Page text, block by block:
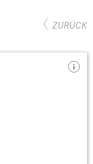
ZURÜCK